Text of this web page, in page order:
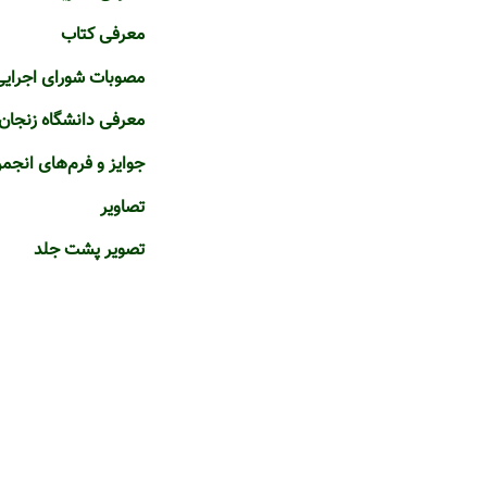
معرفی کتاب
مصوبات شورای
معرفی دانشگاه
جوایز و فرم‌های
تصاویر
تصویر پشت جلد